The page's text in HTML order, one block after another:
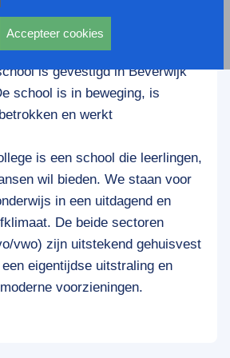
is een brede
met een compleet
praktijkonderwijs tot en met
is gevestigd in Beverwijk
school is in beweging, is
en werkt
is een school die leerlingen,
wil bieden. We staan voor
in een uitdagend en
De beide sectoren
vwo) zijn uitstekend gehuisvest
eigentijdse uitstraling en
voorzieningen.
dat dezelfde advertentie
Accepteer cookies